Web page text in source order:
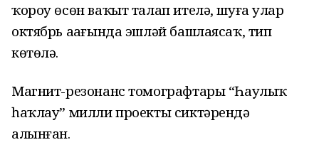
ҡороу өсөн ваҡыт талап ителә, шуға улар
октябрь аҙағында эшләй башлаясаҡ, тип
көтөлә.
Магнит-резонанс томографтары “Һаулыҡ
һаҡлау” милли проекты сиктәрендә
алынған.